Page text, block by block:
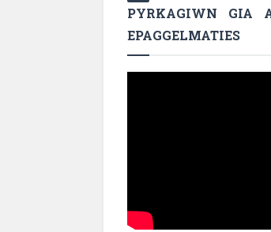
PYRKAGIWN GIA
EPAGGELMATIES